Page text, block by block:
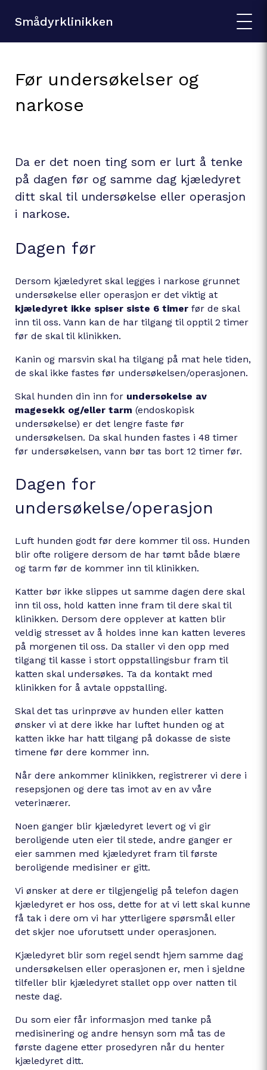
Smådyrklinikken
Før undersøkelser og
narkose
Da er det noen ting som er lurt å tenke
på dagen før og samme dag kjæledyret
ditt skal til undersøkelse eller operasjon
i narkose.
Dagen før
Dersom kjæledyret skal legges i narkose grunnet
undersøkelse eller operasjon er det viktig at
kjæledyret ikke spiser siste 6 timer før de skal
inn til oss. Vann kan de har tilgang til opptil 2 timer
før de skal til klinikken.
Kanin og marsvin skal ha tilgang på mat hele tiden,
de skal ikke fastes før undersøkelsen/operasjonen.
Skal hunden din inn for undersøkelse av
magesekk og/eller tarm (endoskopisk
undersøkelse) er det lengre faste før
undersøkelsen. Da skal hunden fastes i 48 timer
før undersøkelsen, vann bør tas bort 12 timer før.
Dagen for
undersøkelse/operasjon
Luft hunden godt før dere kommer til oss. Hunden
blir ofte roligere dersom de har tømt både blære
og tarm før de kommer inn til klinikken.
Katter bør ikke slippes ut samme dagen dere skal
inn til oss, hold katten inne fram til dere skal til
klinikken. Dersom dere opplever at katten blir
veldig stresset av å holdes inne kan katten leveres
på morgenen til oss. Da staller vi den opp med
tilgang til kasse i stort oppstallingsbur fram til
katten skal undersøkes. Ta da kontakt med
klinikken for å avtale oppstalling.
Skal det tas urinprøve av hunden eller katten
ønsker vi at dere ikke har luftet hunden og at
katten ikke har hatt tilgang på dokasse de siste
timene før dere kommer inn.
Når dere ankommer klinikken, registrerer vi dere i
resepsjonen og dere tas imot av en av våre
veterinærer.
Noen ganger blir kjæledyret levert og vi gir
beroligende uten eier til stede, andre ganger er
eier sammen med kjæledyret fram til første
beroligende medisiner er gitt.
Vi ønsker at dere er tilgjengelig på telefon dagen
kjæledyret er hos oss, dette for at vi lett skal kunne
få tak i dere om vi har ytterligere spørsmål eller
det skjer noe uforutsett under operasjonen.
Kjæledyret blir som regel sendt hjem samme dag
undersøkelsen eller operasjonen er, men i sjeldne
tilfeller blir kjæledyret stallet opp over natten til
neste dag.
Du som eier får informasjon med tanke på
medisinering og andre hensyn som må tas de
første dagene etter prosedyren når du henter
kjæledyret ditt.